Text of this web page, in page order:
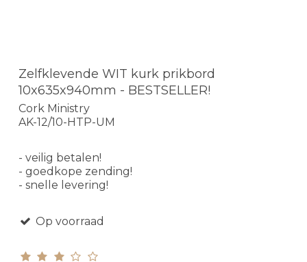
Zelfklevende WIT kurk prikbord
10x635x940mm - BESTSELLER!
Cork Ministry
AK-12/10-HTP-UM
- veilig betalen!
- goedkope zending!
- snelle levering!
Op voorraad